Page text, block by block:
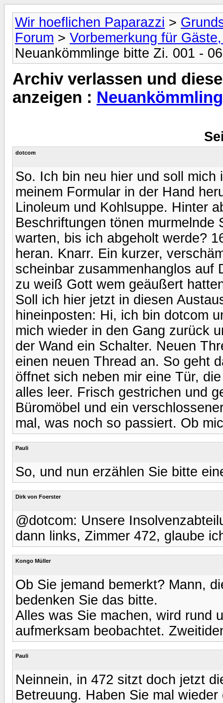
Wir hoeflichen Paparazzi >
Forum > Vorbemerkung für
Neuankömmlinge bitte Zi. 001 -
Archiv verlassen und
anzeigen :
dotcom
So. Ich bin neu hier und soll
meinem Formular in der Hand
Linoleum und Kohlsuppe. Hinter
Beschriftungen tönen murmelnde
warten, bis ich abgeholt werde?
heran. Knarr. Ein kurzer,
scheinbar zusammenhanglos auf
zu weiß Gott wem geäußert
Soll ich hier jetzt in diesen
hineinposten: Hi, ich bin dotcom
mich wieder in den Gang zurück
der Wand ein Schalter. Neuen
einen neuen Thread an. So geht
öffnet sich neben mir eine Tür,
alles leer. Frisch gestrichen und
Büromöbel und ein
mal, was noch so passiert. Ob
Pauli
So, und nun erzählen Sie bitte
Dirk von Foerster
@dotcom: Unsere
dann links, Zimmer 472, glaube
Kongo Müller
Ob Sie jemand bemerkt? Mann,
bedenken Sie das bitte.
Alles was Sie machen, wird rund
aufmerksam beobachtet.
Pauli
Neinnein, in 472 sitzt doch jetzt
Betreuung. Haben Sie mal